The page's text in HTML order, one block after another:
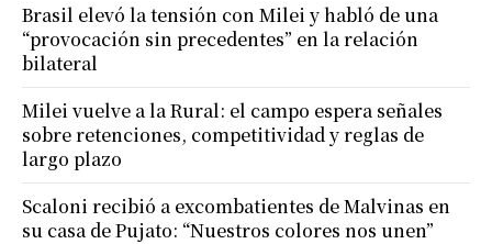
Brasil elevó la tensión con Milei y habló de una
“provocación sin precedentes” en la relación
bilateral
Milei vuelve a la Rural: el campo espera señales
sobre retenciones, competitividad y reglas de
largo plazo
Scaloni recibió a excombatientes de Malvinas en
su casa de Pujato: “Nuestros colores nos unen”